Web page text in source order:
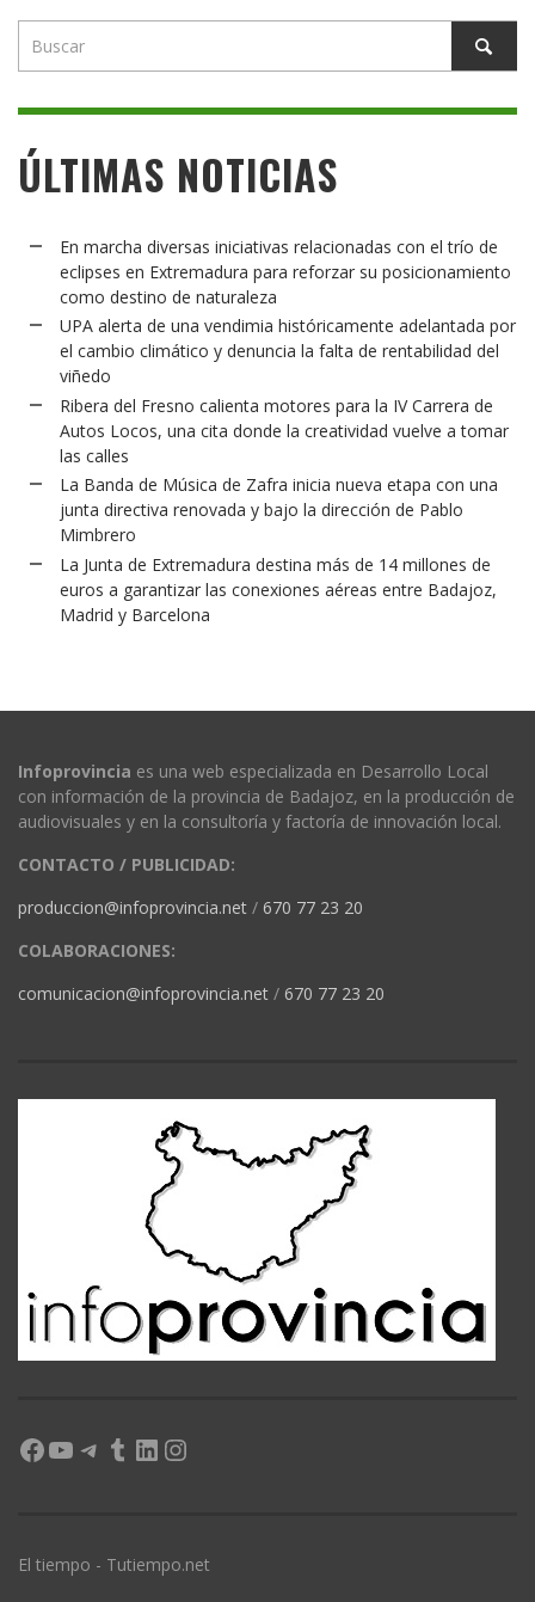
ÚLTIMAS NOTICIAS
En marcha diversas iniciativas relacionadas con el trío de
eclipses en Extremadura para reforzar su posicionamiento
como destino de naturaleza
UPA alerta de una vendimia históricamente adelantada por
el cambio climático y denuncia la falta de rentabilidad del
viñedo
Ribera del Fresno calienta motores para la IV Carrera de
Autos Locos, una cita donde la creatividad vuelve a tomar
las calles
La Banda de Música de Zafra inicia nueva etapa con una
junta directiva renovada y bajo la dirección de Pablo
Mimbrero
La Junta de Extremadura destina más de 14 millones de
euros a garantizar las conexiones aéreas entre Badajoz,
Madrid y Barcelona
Infoprovincia es una web especializada en Desarrollo Local
con información de la provincia de Badajoz, en la producción de
audiovisuales y en la consultoría y factoría de innovación local.
CONTACTO / PUBLICIDAD:
produccion@infoprovincia.net / 670 77 23 20
COLABORACIONES:
comunicacion@infoprovincia.net / 670 77 23 20
Facebook
YouTube
Telegram
Tumblr
LinkedIn
Instagram
El tiempo - Tutiempo.net